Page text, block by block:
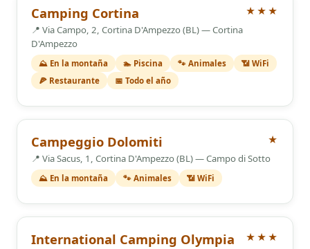
Camping Cortina ★★★
3 Estrellas
📍 Via Campo, 2, Cortina D'Ampezzo (BL) — Cortina
D'Ampezzo
⛰️ En la montaña 🏊 Piscina 🐾 Animales
📶 WiFi
🍕 Restaurante
📅 Todo el año
Campeggio Dolomiti ★
1 Estrellas
📍 Via Sacus, 1, Cortina D'Ampezzo (BL) — Campo di Sotto
⛰️ En la montaña 🐾 Animales 📶 WiFi
International Camping Olympia ★★★
3 Estrellas